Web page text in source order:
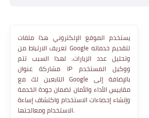
يستخدم الموقع الإلكتروني هذا ملفات
تعريف الارتباط من Google لتقديم خدماته
وتحليل عدد الزيارات. لهذا السبب تتم
مشاركة عنوان IP ووكيل المستخدم
التابعين لك مع Google بالإضافة إلى
مقاييس الأداء والأمان لضمان جودة الخدمة
وإنشاء إحصاءات الاستخدام واكتشاف إساءة
الاستخدام ومعالجتها.